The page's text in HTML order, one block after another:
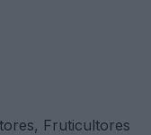
Fruticultores